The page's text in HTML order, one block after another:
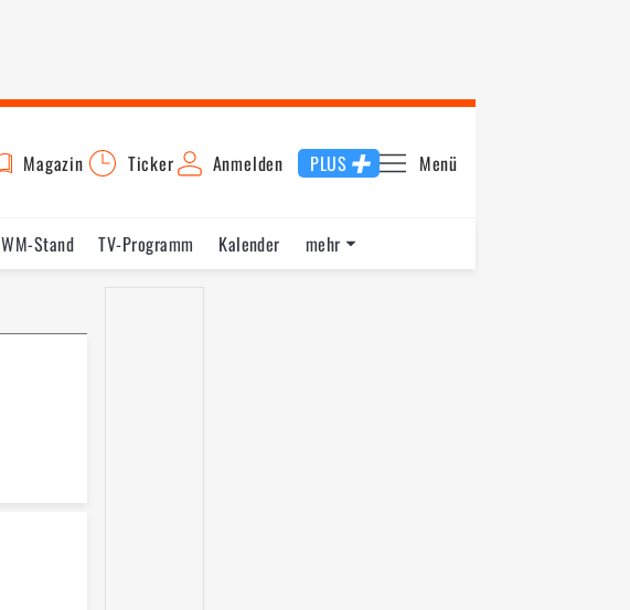
Magazin Ticker Anmelden PLUS Menü
WM-Stand TV-Programm
Kalender
mehr